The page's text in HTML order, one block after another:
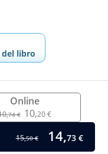
del libro
Online
74 € 10,20 €
15,50 € 14,73 €